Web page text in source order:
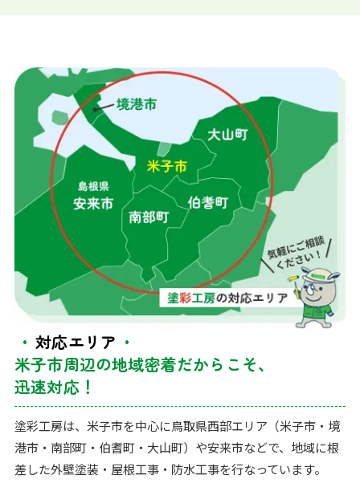
対応エリア
米子市周辺の地域密着だからこそ、
迅速対応！
塗彩工房は、米子市を中心に鳥取県西部エリア（米子市・境
港市・南部町・伯耆町・大山町）や安来市などで、地域に根
差した外壁塗装・屋根工事・防水工事を行なっています。